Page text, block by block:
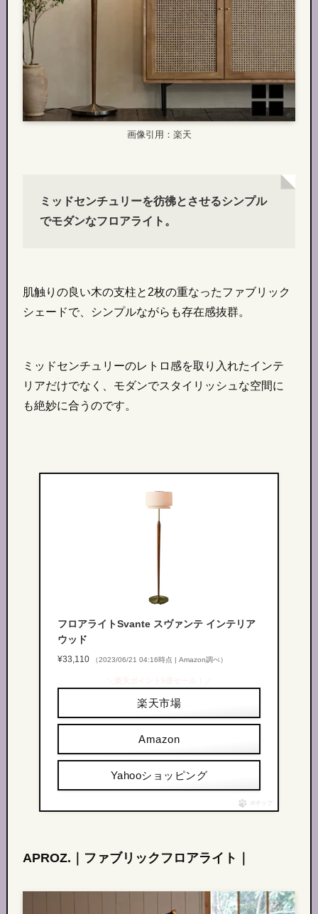
画像引用：楽天
ミッドセンチュリーを彷彿とさせるシンプル
でモダンなフロアライト。
肌触りの良い木の支柱と2枚の重なったファブリック
シェードで、シンプルながらも存在感抜群。
ミッドセンチュリーのレトロ感を取り入れたインテ
リアだけでなく、モダンでスタイリッシュな空間に
も絶妙に合うのです。
フロアライトSvante スヴァンテ インテリア
ウッド
¥33,110 （2023/06/21 04:16時点 | Amazon調べ）
Amazon
楽天市場
Yahooショッピング
ポチップ
APROZ.｜ファブリックフロアライト｜